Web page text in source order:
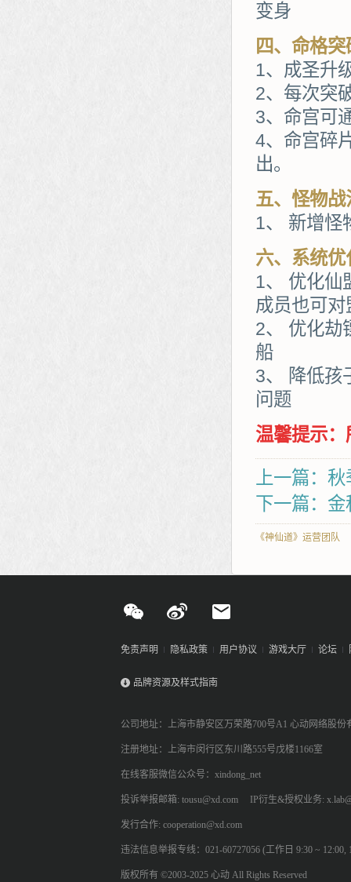
变身
四、命格突
1、成圣升
2、每次突
3、命宫可
4、命宫碎
出。
五、怪物战
1、 新增怪
六、系统优
1、 优化仙
成员也可
2、 优化劫
船
3、 降低孩
问题
温馨提示
上一篇：
下一篇：
《神仙道》运营团队
免责声明 隐私政策 用户协议 游戏大厅 论坛
品牌资源及样式指南
公司地址：上海市静安区万荣路700号A1 心动网络股份
注册地址：上海市闵行区东川路555号戊楼1166室
在线客服微信公众号：xindong_net
投诉举报邮箱: tousu@xd.com IP衍生&授权业务:
发行合作: cooperation@xd.com
违法信息举报专线：021-60727056 (工作日 9:30 ~ 12:00,
版权所有 ©2003-2025 心动 All Rights Reserved